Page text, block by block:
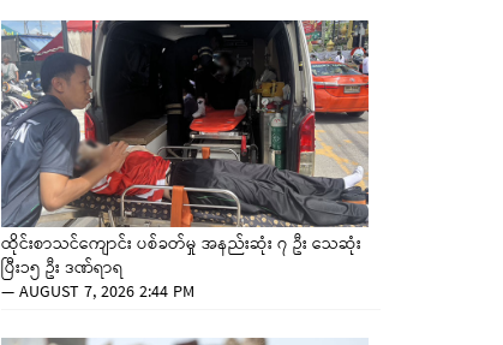
ထိုင်းစာသင်ကျောင်း ပစ်ခတ်မှု အနည်းဆုံး ၇ ဦး သေဆုံး
ပြီး၁၅ ဦး ဒဏ်ရာရ
—AUGUST 7, 2026 2:44 PM